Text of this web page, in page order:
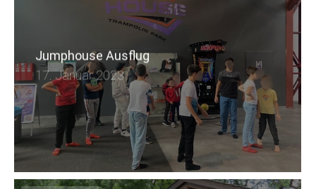
Jumphouse Ausflug
17. Januar 2023